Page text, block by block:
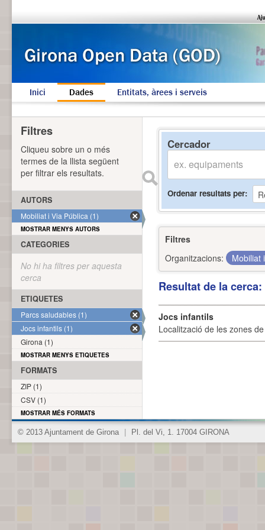
Inici Dades Entitats, àrees i serveis
Cercador
Ordenar resultats per
Filtres
Organitzacions:
Mobiliat
Resultat de la
Jocs infantils
Localització de les zones
Filtres
Cliqueu sobre un o més
termes de la llista següent
per filtrar els resultats.
AUTORS
Mobiliat i Via Pública (1)
MOSTRAR MENYS AUTORS
CATEGORIES
No hi ha filtres per aquesta
cerca
ETIQUETES
Parcs saludables (1)
Jocs infantils (1)
Girona (1)
MOSTRAR MENYS ETIQUETES
FORMATS
ZIP (1)
CSV (1)
MOSTRAR MÉS FORMATS
© 2013 Ajuntament de Girona Pl. del Vi, 1. 17004 GIRONA